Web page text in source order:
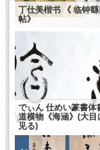
丁仕美楷书 《 临钟
帖》
でぃん 仕めい篆書体
道横物《海涵》(大目
见る)